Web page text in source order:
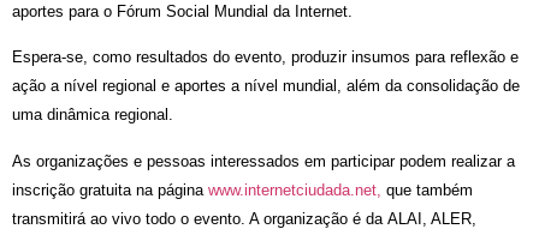
aportes para o Fórum Social Mundial da Internet.
Espera-se, como resultados do evento, produzir insumos para reflexão e
ação a nível regional e aportes a nível mundial, além da consolidação de
uma dinâmica regional.
As organizações e pessoas interessados em participar podem realizar a
inscrição gratuita na página www.internetciudada.net, que também
transmitirá ao vivo todo o evento. A organização é da ALAI, ALER,